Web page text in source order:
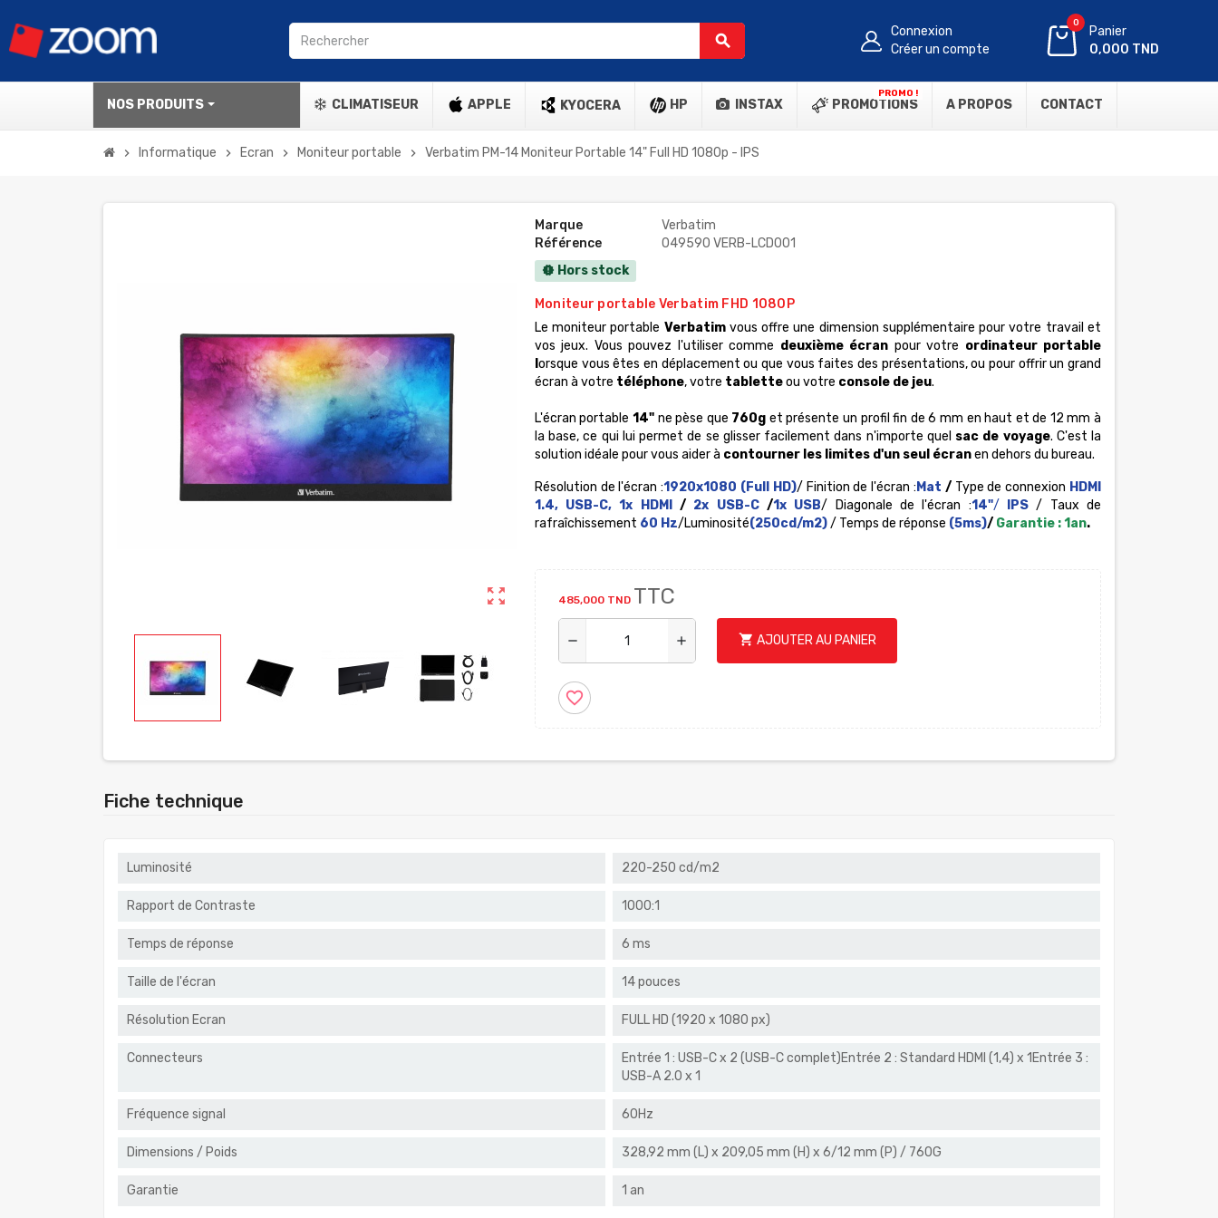
search
Connexion
Créer un compte
0
Panier
0,000 TND
NOS PRODUITS CLIMATISEUR APPLE KYOCERA HP INSTAX PROMOTIONS
PROMO !
A PROPOS CONTACT
chevron_right Informatique chevron_right Ecran chevron_right Moniteur portable chevron_right Verbatim PM-14 Moniteur Portable 14" Full HD 1080p - IPS
zoom_out_map
Marque
Verbatim
Référence
049590 VERB-LCD001
new_releases Hors stock
Moniteur portable Verbatim FHD 1080P
Le moniteur portable Verbatimvous offre une dimension supplémentaire pour votre travail et
vos jeux. Vous pouvez l'utiliser comme deuxième écran pour votre ordinateur portable
orsque vous êtes en déplacement ou que vous faites des présentations, ou pour offrir un grand
écran à votre téléphone, votre tabletteou votre console de jeu.
L'écran portable 14" ne pèse que 760g et présente un profil fin de 6 mm en haut et de 12 mm à
la base, ce qui lui permet de se glisser facilement dans n'importe quel sac de voyage. C'est la
solution idéale pour vous aider à contourner les limites d'un seul écranen dehors du bureau.
Résolution de l'écran :1920x1080 (Full HD)/ Finition de l'écran : Mat / Type de connexion HDMI
1.4, USB-C, 1x
HDMI / 2x USB-C/1x USB/ Diagonale de l'écran :14"/ IPS / Taux de
rafraîchissement 60 Hz/Luminosité(250cd/m2)/ Temps de réponse (5ms)/ Garantie : 1an.
485,000 TND TTC
remove add shopping_cart AJOUTER AU PANIER
favorite_border
Fiche technique
Luminosité 220-250 cd/m2
Rapport de Contraste 1000:1
Temps de réponse 6 ms
Taille de l'écran 14 pouces
Résolution Ecran FULL HD (1920 x 1080 px)
Connecteurs
Entrée 1 : USB-C x 2 (USB-C complet)Entrée 2 : Standard HDMI (1,4) x 1Entrée 3 :
USB-A 2.0 x 1
Fréquence signal 60Hz
Dimensions / Poids 328,92 mm (L) x 209,05 mm (H) x 6/12 mm (P) / 760G
Garantie 1 an